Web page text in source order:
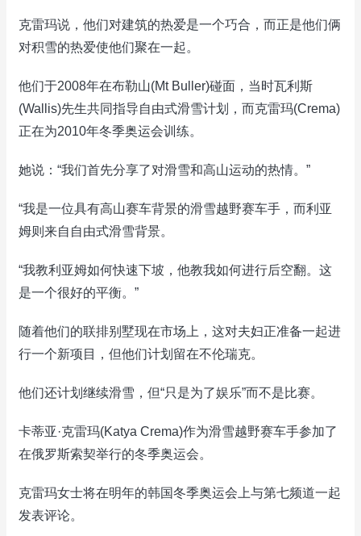
克雷玛说，他们对建筑的热爱是一个巧合，而正是他们俩
对积雪的热爱使他们聚在一起。
他们于2008年在布勒山(Mt Buller)碰面，当时瓦利斯
(Wallis)先生共同指导自由式滑雪计划，而克雷玛(Crema)
正在为2010年冬季奥运会训练。
她说：“我们首先分享了对滑雪和高山运动的热情。”
“我是一位具有高山赛车背景的滑雪越野赛车手，而利亚
姆则来自自由式滑雪背景。
“我教利亚姆如何快速下坡，他教我如何进行后空翻。这
是一个很好的平衡。”
随着他们的联排别墅现在市场上，这对夫妇正准备一起进
行一个新项目，但他们计划留在不伦瑞克。
他们还计划继续滑雪，但“只是为了娱乐”而不是比赛。
卡蒂亚·克雷玛(Katya Crema)作为滑雪越野赛车手参加了
在俄罗斯索契举行的冬季奥运会。
克雷玛女士将在明年的韩国冬季奥运会上与第七频道一起
发表评论。